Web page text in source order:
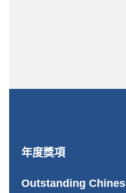
年度獎項
Outstanding